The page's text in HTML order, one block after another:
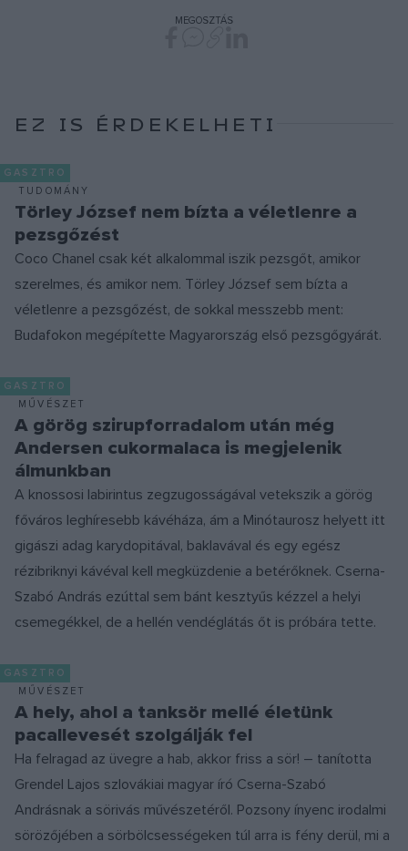
MEGOSZTÁS
EZ IS ÉRDEKELHETI
GASZTRO
TUDOMÁNY
Törley József nem bízta a véletlenre a
pezsgőzést
Coco Chanel csak két alkalommal iszik pezsgőt, amikor
szerelmes, és amikor nem. Törley József sem bízta a
véletlenre a pezsgőzést, de sokkal messzebb ment:
Budafokon megépítette Magyarország első pezsgőgyárát.
GASZTRO
MŰVÉSZET
A görög szirupforradalom után még
Andersen cukormalaca is megjelenik
álmunkban
A knossosi labirintus zegzugosságával vetekszik a görög
főváros leghíresebb kávéháza, ám a Minótaurosz helyett itt
gigászi adag karydopitával, baklavával és egy egész
rézibriknyi kávéval kell megküzdenie a betérőknek. Cserna-
Szabó András ezúttal sem bánt kesztyűs kézzel a helyi
csemegékkel, de a hellén vendéglátás őt is próbára tette.
GASZTRO
MŰVÉSZET
A hely, ahol a tanksör mellé életünk
pacallevesét szolgálják fel
Ha felragad az üvegre a hab, akkor friss a sör! – tanította
Grendel Lajos szlovákiai magyar író Cserna-Szabó
Andrásnak a sörivás művészetéről. Pozsony ínyenc irodalmi
sörözőjében a sörbölcsességeken túl arra is fény derül, mi a